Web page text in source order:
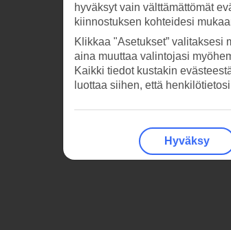
hyväksyt vain välttämättömät
kiinnostuksen kohteidesi
Klikkaa "Asetukset” valitaksesi
aina muuttaa valintojasi
Kaikki tiedot kustakin
luottaa siihen, että
Hyväksy